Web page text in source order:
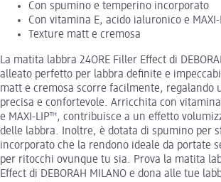
Con spumino e temperino incorporato
Con vitamina E, acido ialuronico e
Texture matt e cremosa
La matita labbra 24ORE Filler Effect di
alleato perfetto per labbra definite e
matt e cremosa scorre facilmente, regalando
precisa e confortevole. Arricchita con
e MAXI-LIP™, contribuisce a un effetto
delle labbra. Inoltre, è dotata di spumino per
incorporato che la rendono ideale da portate
per ritocchi ovunque tu sia. Prova la matita
Effect di DEBORAH MILANO e dona alle tue